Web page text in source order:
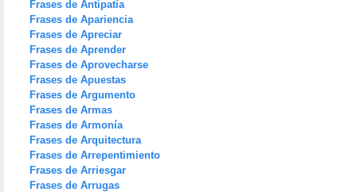
Frases de Antipatía
Frases de Apariencia
Frases de Apreciar
Frases de Aprender
Frases de Aprovecharse
Frases de Apuestas
Frases de Argumento
Frases de Armas
Frases de Armonía
Frases de Arquitectura
Frases de Arrepentimiento
Frases de Arriesgar
Frases de Arrugas